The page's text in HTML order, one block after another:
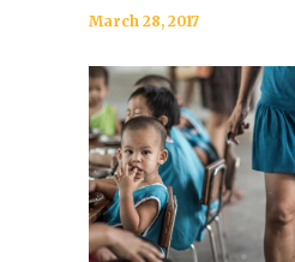
March 28, 2017